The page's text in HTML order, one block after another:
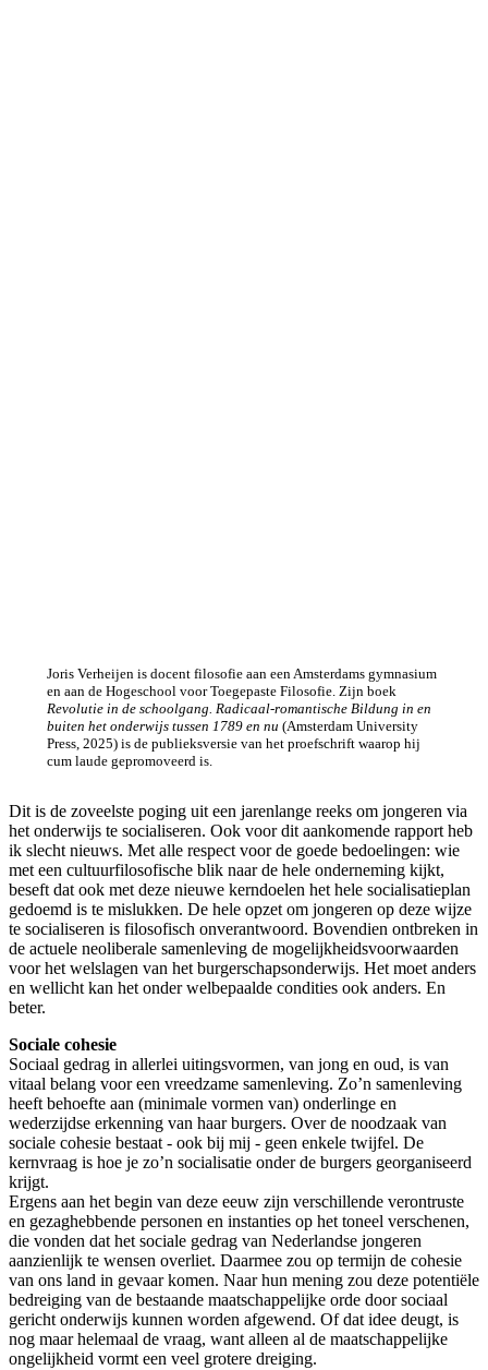
Joris Verheijen is docent filosofie aan een Amsterdams gymnasium
en aan de Hogeschool voor Toegepaste Filosofie. Zijn boek
Revolutie in de schoolgang. Radicaal-romantische Bildung in en
buiten het onderwijs tussen 1789 en nu (Amsterdam University
Press, 2025) is de publieksversie van het proefschrift waarop hij
cum laude gepromoveerd is.
Dit is de zoveelste poging uit een jarenlange reeks om jongeren via
het onderwijs te socialiseren. Ook voor dit aankomende rapport heb
ik slecht nieuws. Met alle respect voor de goede bedoelingen: wie
met een cultuurfilosofische blik naar de hele onderneming kijkt,
beseft dat ook met deze nieuwe kerndoelen het hele socialisatieplan
gedoemd is te mislukken. De hele opzet om jongeren op deze wijze
te socialiseren is filosofisch onverantwoord. Bovendien ontbreken in
de actuele neoliberale samenleving de mogelijkheidsvoorwaarden
voor het welslagen van het burgerschapsonderwijs. Het moet anders
en wellicht kan het onder welbepaalde condities ook anders. En
beter.
Sociale cohesie
Sociaal gedrag in allerlei uitingsvormen, van jong en oud, is van
vitaal belang voor een vreedzame samenleving. Zo’n samenleving
heeft behoefte aan (minimale vormen van) onderlinge en
wederzijdse erkenning van haar burgers. Over de noodzaak van
sociale cohesie bestaat - ook bij mij - geen enkele twijfel. De
kernvraag is hoe je zo’n socialisatie onder de burgers georganiseerd
krijgt.
Ergens aan het begin van deze eeuw zijn verschillende verontruste
en gezaghebbende personen en instanties op het toneel verschenen,
die vonden dat het sociale gedrag van Nederlandse jongeren
aanzienlijk te wensen overliet. Daarmee zou op termijn de cohesie
van ons land in gevaar komen. Naar hun mening zou deze potentiële
bedreiging van de bestaande maatschappelijke orde door sociaal
gericht onderwijs kunnen worden afgewend. Of dat idee deugt, is
nog maar helemaal de vraag, want alleen al de maatschappelijke
ongelijkheid vormt een veel grotere dreiging.